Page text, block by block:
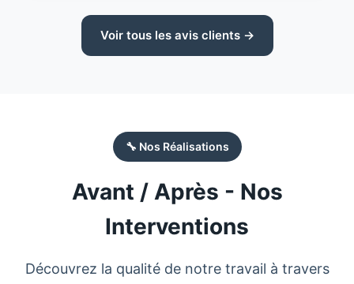
Voir tous les avis clients →
🔧 Nos Réalisations
Avant / Après - Nos
Interventions
Découvrez la qualité de notre travail à travers